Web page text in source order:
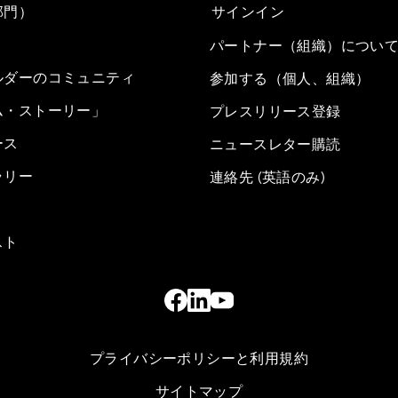
）
ーのコミュニティ
ストーリー」
リー
サインイン
パートナー（組織）につい
参加する（個人、組織）
プレスリリース登録
ニュースレター購読
連絡先 (英語のみ)
プライバシーポリシーと利用規約
サイトマップ